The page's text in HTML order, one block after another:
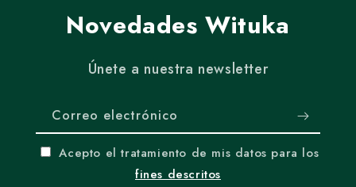
Novedades Wituka
Únete a nuestra newsletter
Correo electrónico
Acepto el tratamiento de mis datos para los
fines descritos